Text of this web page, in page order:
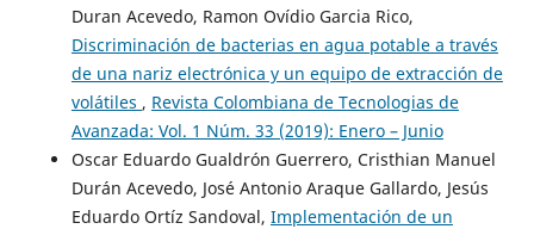
Duran Acevedo, Ramon Ovídio Garcia Rico,
Discriminación de bacterias en agua potable a través
de una nariz electrónica y un equipo de extracción de
volátiles , Revista Colombiana de Tecnologias de
Avanzada: Vol. 1 Núm. 33 (2019): Enero – Junio
Oscar Eduardo Gualdrón Guerrero, Cristhian Manuel
Durán Acevedo, José Antonio Araque Gallardo, Jesús
Eduardo Ortíz Sandoval, Implementación de un